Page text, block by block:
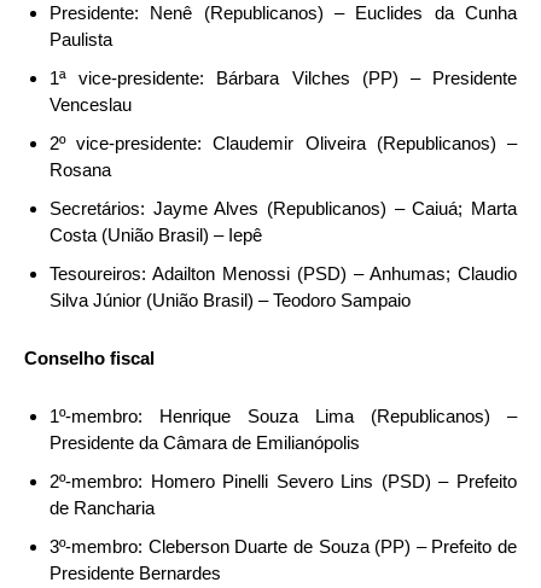
Presidente: Nenê (Republicanos) – Euclides da Cunha
Paulista
1ª vice-presidente: Bárbara Vilches (PP) – Presidente
Venceslau
2º vice-presidente: Claudemir Oliveira (Republicanos) –
Rosana
Secretários: Jayme Alves (Republicanos) – Caiuá; Marta
Costa (União Brasil) – Iepê
Tesoureiros: Adailton Menossi (PSD) – Anhumas; Claudio
Silva Júnior (União Brasil) – Teodoro Sampaio
Conselho fiscal
1º-membro: Henrique Souza Lima (Republicanos) –
Presidente da Câmara de Emilianópolis
2º-membro: Homero Pinelli Severo Lins (PSD) – Prefeito
de Rancharia
3º-membro: Cleberson Duarte de Souza (PP) – Prefeito de
Presidente Bernardes